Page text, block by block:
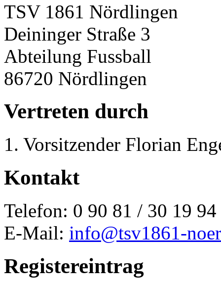
TSV 1861 Nördlingen
Deininger Straße 3
Abteilung Fussball
86720 Nördlingen
Vertreten durch
1. Vorsitzender Florian
Kontakt
Telefon: 0 90 81 / 30 19 94
E-Mail: info@tsv1861-
Registereintrag